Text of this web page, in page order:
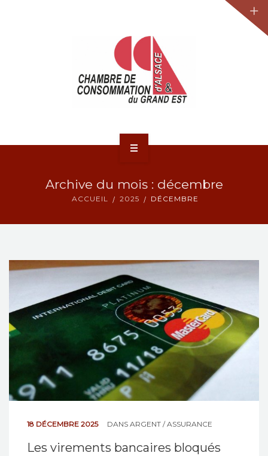
ACTUALITÉS
CONTACT
Archive du mois : décembre
ACCUEIL 2025 DÉCEMBRE
18 DÉCEMBRE 2025 DANS ARGENT / ASSURANCE
Les virements bancaires bloqués